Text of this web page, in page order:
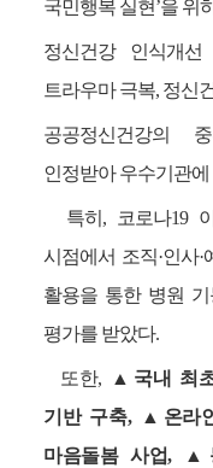
국민행복 실현’을 위
정신건강 인식개
트라우마 극복, 정신
공공정신건강의
인정받아 우수기관
특히, 코로나19
시점에서 조직·인사
활용을 통한 병원
평가를 받았다.
또한,
▲국내 최
기반 구축, ▲온라
마음돌봄 사업, ▲